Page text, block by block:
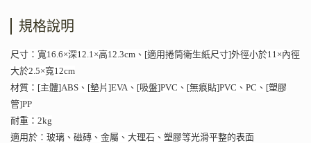
規格說明
尺寸：寬16.6×深12.1×高12.3cm、[適用捲筒衛生紙尺寸]外徑小於11×內徑
大於2.5×寬12cm
材質：[主體]ABS、[墊片]EVA、[吸盤]PVC、[無痕貼]PVC、PC、[塑膠
管]PP
耐重：2kg
適用於：玻璃、磁磚、金屬、大理石、塑膠等光滑平整的表面